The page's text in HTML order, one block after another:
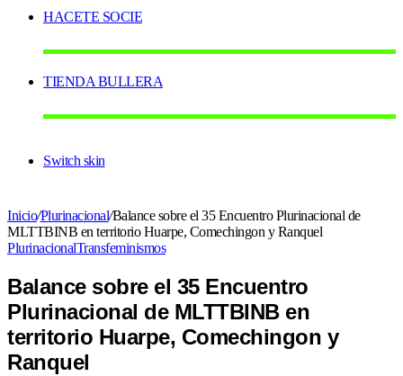
HACETE SOCIE
TIENDA BULLERA
Switch skin
Inicio/Plurinacional/Balance sobre el 35 Encuentro Plurinacional de
MLTTBINB en territorio Huarpe, Comechingon y Ranquel
PlurinacionalTransfeminismos
Balance sobre el 35 Encuentro
Plurinacional de MLTTBINB en
territorio Huarpe, Comechingon y
Ranquel